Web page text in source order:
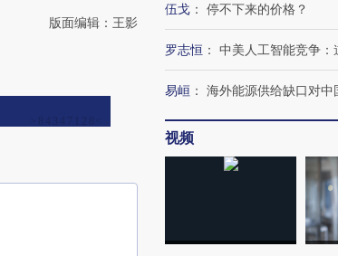
版面编辑：王影
伍戈 ： 停不下来的价格？
罗志恒 ： 中美人工智能竞争
易峘 ： 海外能源供给缺口对中
视频